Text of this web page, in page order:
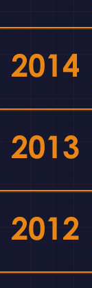
2014
2013
2012